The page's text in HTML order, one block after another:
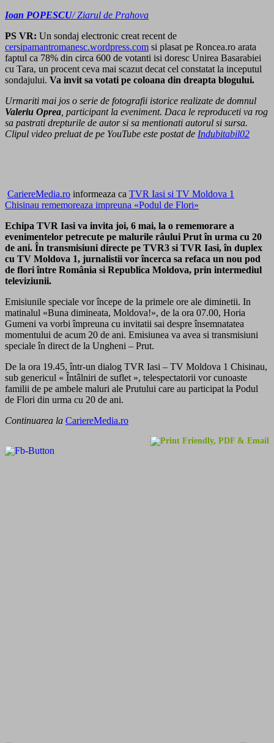
Ioan POPESCU/ Ziarul de Prahova
PS VR: Un sondaj electronic creat recent de
cersipamantromanesc.wordpress.com si plasat pe Roncea.ro arata
faptul ca 78% din circa 600 de votanti isi doresc Unirea Basarabiei
cu Tara, un procent ceva mai scazut decat cel constatat la inceputul
sondajului. Va invit sa votati pe coloana din dreapta blogului.
Urmariti mai jos o serie de fotografii istorice realizate de domnul
Valeriu Oprea , participant la eveniment. Daca le reproduceti va rog
sa pastrati drepturile de autor si sa mentionati autorul si sursa.
Clipul video preluat de pe YouTube este postat de Indubitabil02
CariereMedia.ro informeaza ca TVR Iasi si TV Moldova 1
Chisinau rememoreaza impreuna «Podul de Flori»
Echipa TVR Iasi va invita joi, 6 mai, la o rememorare a
evenimentelor petrecute pe malurile râului Prut în urma cu 20
de ani. În transmisiuni directe pe TVR3 si TVR Iasi, în duplex
cu TV Moldova 1, jurnalistii vor încerca sa refaca un nou pod
de flori între România si Republica Moldova, prin intermediul
televiziunii.
Emisiunile speciale vor începe de la primele ore ale diminetii. In
matinalul «Buna dimineata, Moldova!», de la ora 07.00, Horia
Gumeni va vorbi împreuna cu invitatii sai despre însemnatatea
momentului de acum 20 de ani. Emisiunea va avea si transmisiuni
speciale în direct de la Ungheni – Prut.
De la ora 19.45, într-un dialog TVR Iasi – TV Moldova 1 Chisinau,
sub genericul « Întâlniri de suflet », telespectatorii vor cunoaste
familii de pe ambele maluri ale Prutului care au participat la Podul
de Flori din urma cu 20 de ani.
Continuarea la CariereMedia.ro